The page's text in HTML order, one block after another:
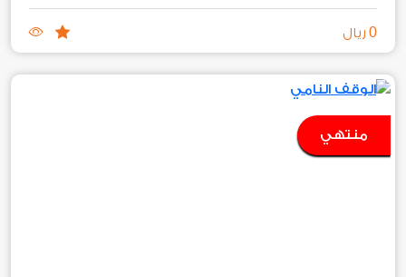
0 ريال
منتهي